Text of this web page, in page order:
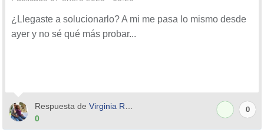
¿Llegaste a solucionarlo? A mi me pasa lo mismo desde
ayer y no sé qué más probar...
Respuesta de Virginia Roberto
0
0